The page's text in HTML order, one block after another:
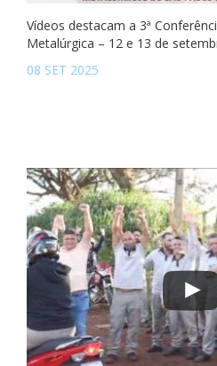
Vídeos destacam a 3ª
Metalúrgica – 12 e 13 de
08 SET 2025